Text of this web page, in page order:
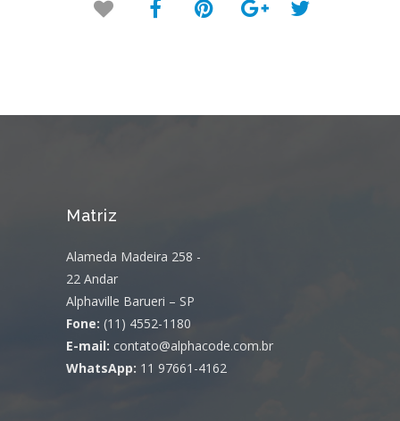
Matriz
Alameda Madeira 258 -
22 Andar
Alphaville Barueri – SP
Fone: (11) 4552-1180
E-mail: contato@alphacode.com.br
WhatsApp: 11 97661-4162